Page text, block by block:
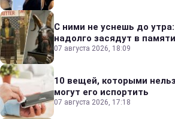
С ними не уснешь до
надолго засядут в памяти
07 августа 2026, 18:09
10 вещей, которыми
могут его испортить
07 августа 2026, 17:18